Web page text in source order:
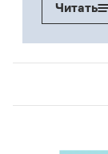
Читать